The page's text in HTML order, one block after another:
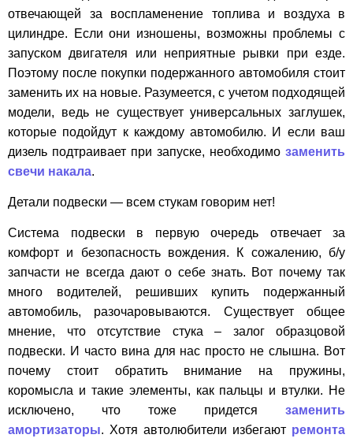
отвечающей за воспламенение топлива и воздуха в
цилиндре. Если они изношены, возможны проблемы с
запуском двигателя или неприятные рывки при езде.
Поэтому после покупки подержанного автомобиля стоит
заменить их на новые. Разумеется, с учетом подходящей
модели, ведь не существует универсальных заглушек,
которые подойдут к каждому автомобилю. И если ваш
дизель подтраивает при запуске, необходимо заменить
свечи накала.
Детали подвески — всем стукам говорим нет!
Система подвески в первую очередь отвечает за
комфорт и безопасность вождения. К сожалению, б/у
запчасти не всегда дают о себе знать. Вот почему так
много водителей, решивших купить подержанный
автомобиль, разочаровываются. Существует общее
мнение, что отсутствие стука – залог образцовой
подвески. И часто вина для нас просто не слышна. Вот
почему стоит обратить внимание на пружины,
коромысла и такие элементы, как пальцы и втулки. Не
исключено, что тоже придется заменить
амортизаторы. Хотя автолюбители избегают ремонта